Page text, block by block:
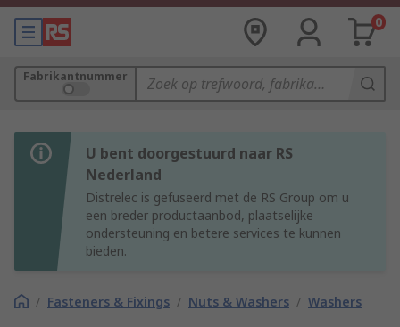
0
Fabrikantnummer
U bent doorgestuurd naar RS
Nederland
Distrelec is gefuseerd met de RS Group om u
een breder productaanbod, plaatselijke
ondersteuning en betere services te kunnen
bieden.
/ Fasteners & Fixings / Nuts & Washers / Washers